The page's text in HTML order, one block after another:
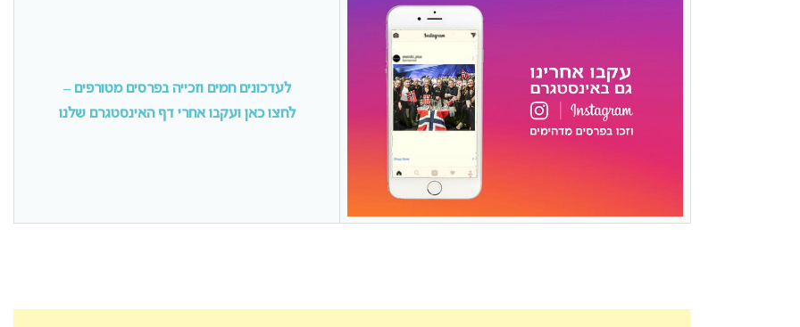
לעדכונים חמים וזכייה בפרסים מטורפים –
לחצו כאן ועקבו אחרי דף האינסטגרם שלנו